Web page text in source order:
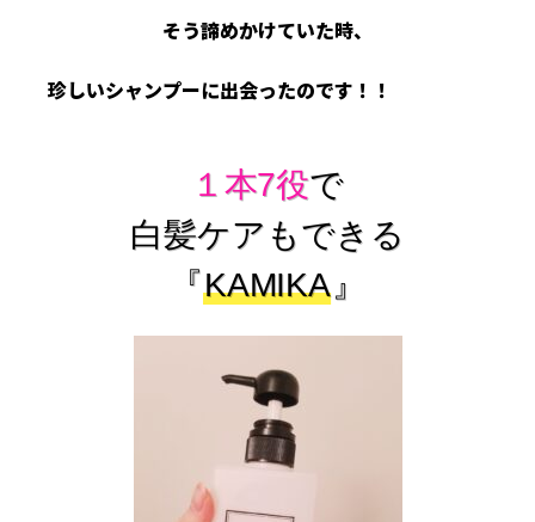
そう諦めかけていた時、
珍しいシャンプーに出会ったのです！！
１本7役で
白髪ケアもできる
『KAMIKA 』